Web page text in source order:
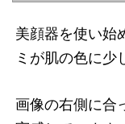
美顔器を使い始
ミが肌の色に少
画像の右側に合